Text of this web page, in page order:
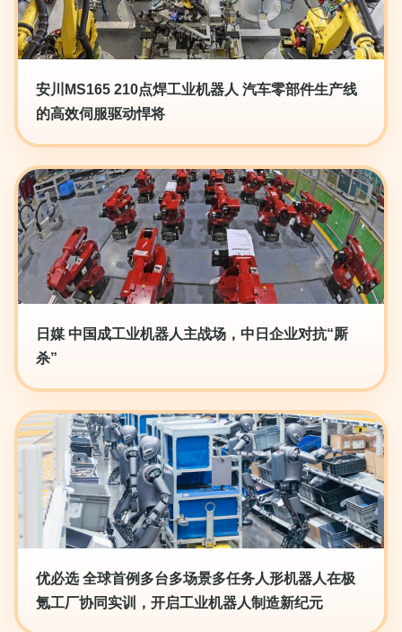
安川MS165 210点焊工业机器人 汽车零部件生产线
的高效伺服驱动悍将
日媒 中国成工业机器人主战场，中日企业对抗“厮
杀”
优必选 全球首例多台多场景多任务人形机器人在极
氪工厂协同实训，开启工业机器人制造新纪元